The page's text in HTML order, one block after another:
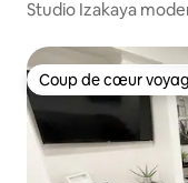
Studio Izakaya
Coup de cœur
Coup de cœur